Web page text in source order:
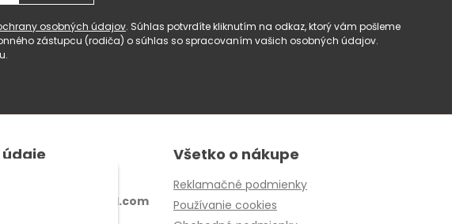
osobných údajov. Súhlas potvrdíte kliknutím na odkaz, ktorý vám pošleme
zástupcu (rodiča) o súhlas so spracovaním vašich osobných údajov.
Všetko o nákupe
Reklamačné podmienky
Používanie cookies